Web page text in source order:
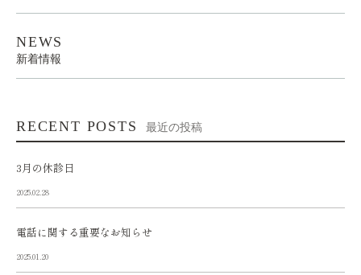
NEWS
新着情報
RECENT POSTS 最近の投稿
3月の休診日
2025.02.28
電話に関する重要なお知らせ
2025.01.20